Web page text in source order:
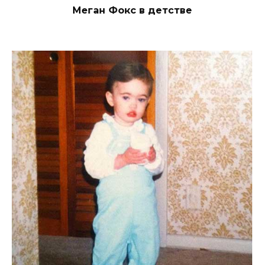
Меган Фокс в детстве